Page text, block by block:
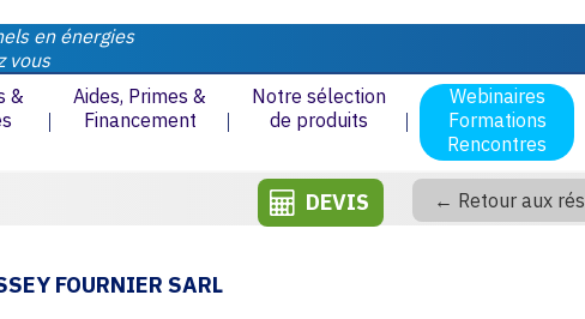
en énergies
vous
&
Aides, Primes &
Financement
Notre sélection
de produits
Webinaires
Formations
Rencontres
DEVIS ← Retour aux
FOURNIER SARL